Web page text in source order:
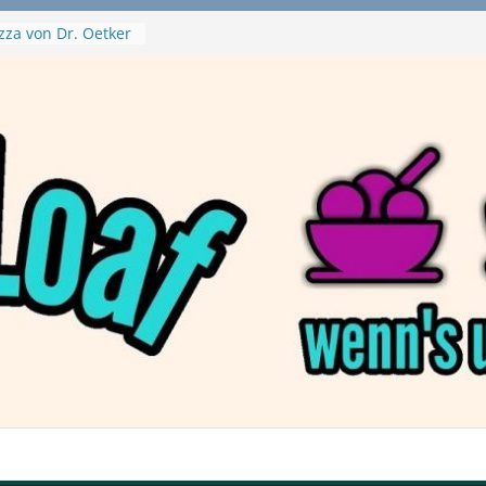
von Dr. Oetker
Nuggets und
vegan?
/